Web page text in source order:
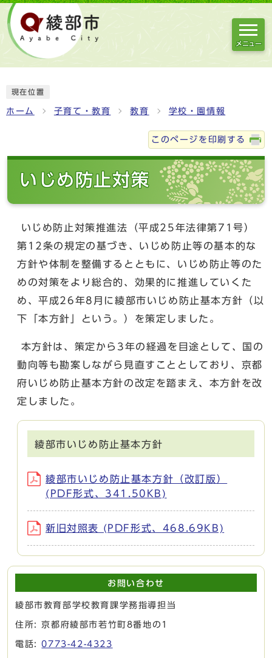
メニュー
現在位置
ホーム 子育て・教育 教育 学校・園情報
このページを印刷する
いじめ防止対策
いじめ防止対策推進法（平成25年法律第71号）
第12条の規定の基づき、いじめ防止等の基本的な
方針や体制を整備するとともに、いじめ防止等のた
めの対策をより総合的、効果的に推進していくた
め、平成26年8月に綾部市いじめ防止基本方針（以
下「本方針」という。）を策定しました。
本方針は、策定から3年の経過を目途として、国の
動向等も勘案しながら見直すこととしており、京都
府いじめ防止基本方針の改定を踏まえ、本方針を改
定しました。
綾部市いじめ防止基本方針
綾部市いじめ防止基本方針（改訂版）
(PDF形式、341.50KB)
新旧対照表 (PDF形式、468.69KB)
お問い合わせ
綾部市教育部学校教育課学務指導担当
住所: 京都府綾部市若竹町8番地の1
電話:0773-42-4323